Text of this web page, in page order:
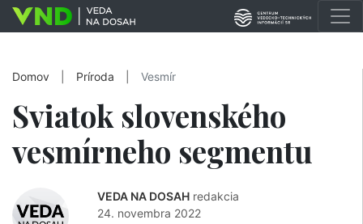
Domov Príroda Vesmír
Sviatok slovenského
vesmírneho segmentu
VEDA NA DOSAH redakcia
24. novembra 2022